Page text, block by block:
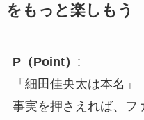
をもっと楽しもう
P（Point） :
「細田佳央太は本名
事実を押さえれば、フ